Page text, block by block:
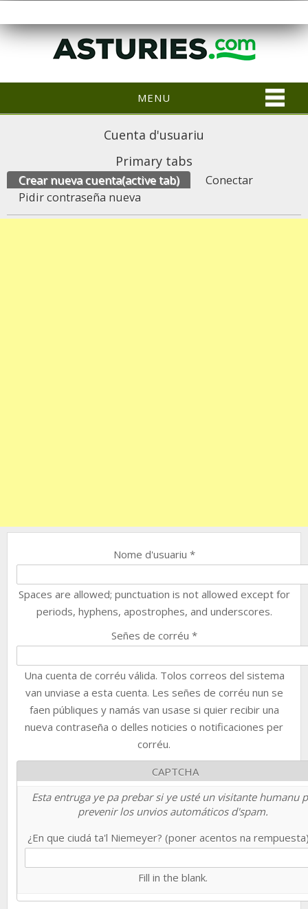
MENU
Cuenta d'usuariu
Primary tabs
Crear nueva cuenta(active tab)
Conectar
Pidir contraseña nueva
Nome d'usuariu *
Spaces are allowed; punctuation is not allowed except for
periods, hyphens, apostrophes, and underscores.
Señes de corréu *
Una cuenta de corréu válida. Tolos correos del sistema
van unviase a esta cuenta. Les señes de corréu nun se
faen públiques y namás van usase si quier recibir una
nueva contraseña o delles noticies o notificaciones per
corréu.
CAPTCHA
Esta entruga ye pa prebar si ye usté un visitante humanu
prevenir los unvios automáticos d'spam.
¿En que ciudá ta'l Niemeyer? (poner acentos na
Fill in the blank.